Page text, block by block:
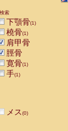
索
下顎骨(1)
橈骨(1)
肩甲骨
脛骨
寛骨(1)
手(1)
メス(0)